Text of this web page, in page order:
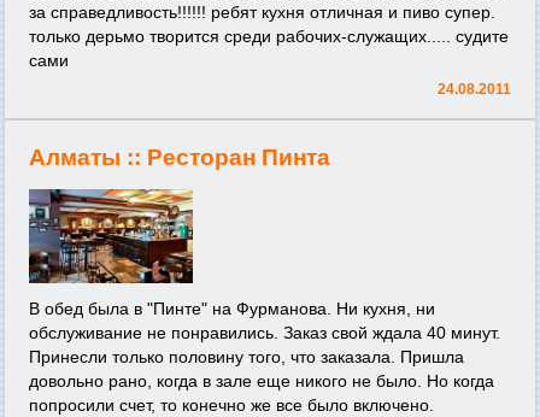
за справедливость!!!!!! ребят кухня отличная и пиво супер.
только дерьмо творится среди рабочих-служащих..... судите
сами
24.08.2011
Алматы :: Ресторан Пинта
В обед была в "Пинте" на Фурманова. Ни кухня, ни
обслуживание не понравились. Заказ свой ждала 40 минут.
Принесли только половину того, что заказала. Пришла
довольно рано, когда в зале еще никого не было. Но когда
попросили счет, то конечно же все было включено.